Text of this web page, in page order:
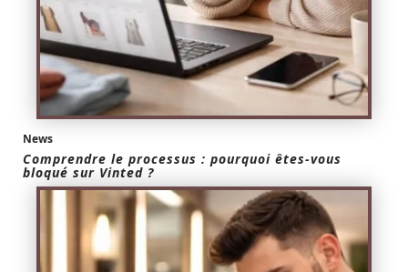
News
Comprendre le processus : pourquoi êtes-vous
bloqué sur Vinted ?